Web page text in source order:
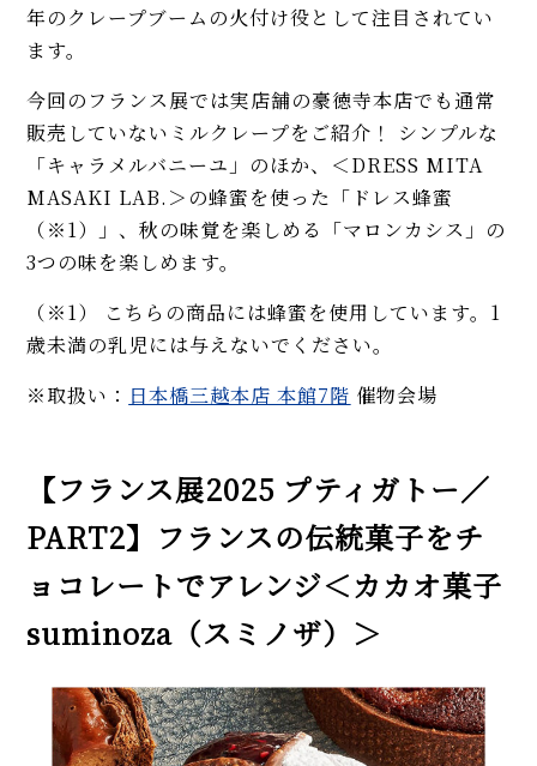
年のクレープブームの火付け役として注目されてい
ます。
今回のフランス展では実店舗の豪徳寺本店でも通常
販売していないミルクレープをご紹介！ シンプルな
「キャラメルバニーユ」のほか、＜DRESS MITA
MASAKI LAB.＞の蜂蜜を使った「ドレス蜂蜜
（※1）」、秋の味覚を楽しめる「マロンカシス」の
3つの味を楽しめます。
（※1） こちらの商品には蜂蜜を使用しています。1
歳未満の乳児には与えないでください。
※取扱い： 日本橋三越本店 本館7階 催物会場
【フランス展2025 プティガトー／
PART2】フランスの伝統菓子をチ
ョコレートでアレンジ＜カカオ菓子
suminoza（スミノザ）＞